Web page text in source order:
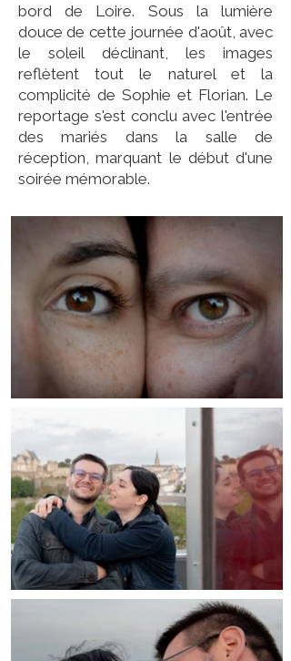
bord de Loire. Sous la lumière
douce de cette journée d'août, avec
le soleil déclinant, les images
reflètent tout le naturel et la
complicité de Sophie et Florian. Le
reportage s'est conclu avec l'entrée
des mariés dans la salle de
réception, marquant le début d'une
soirée mémorable.